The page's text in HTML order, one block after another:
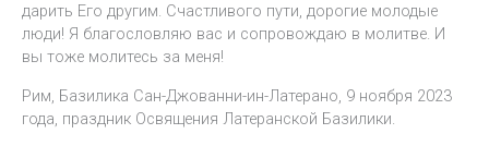
дарить Его другим. Счастливого пути, дорогие молодые
люди! Я благословляю вас и сопровождаю в молитве. И
вы тоже молитесь за меня!
Рим, Базилика Сан-Джованни-ин-Латерано, 9 ноября 2023
года, праздник Освящения Латеранской Базилики.